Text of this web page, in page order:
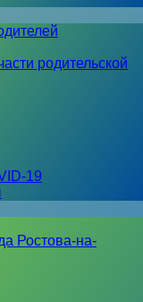
родительской
19
Ростова-на-